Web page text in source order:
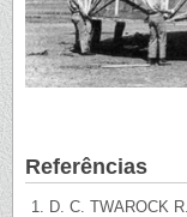
Referências
D. C. TWAROCK